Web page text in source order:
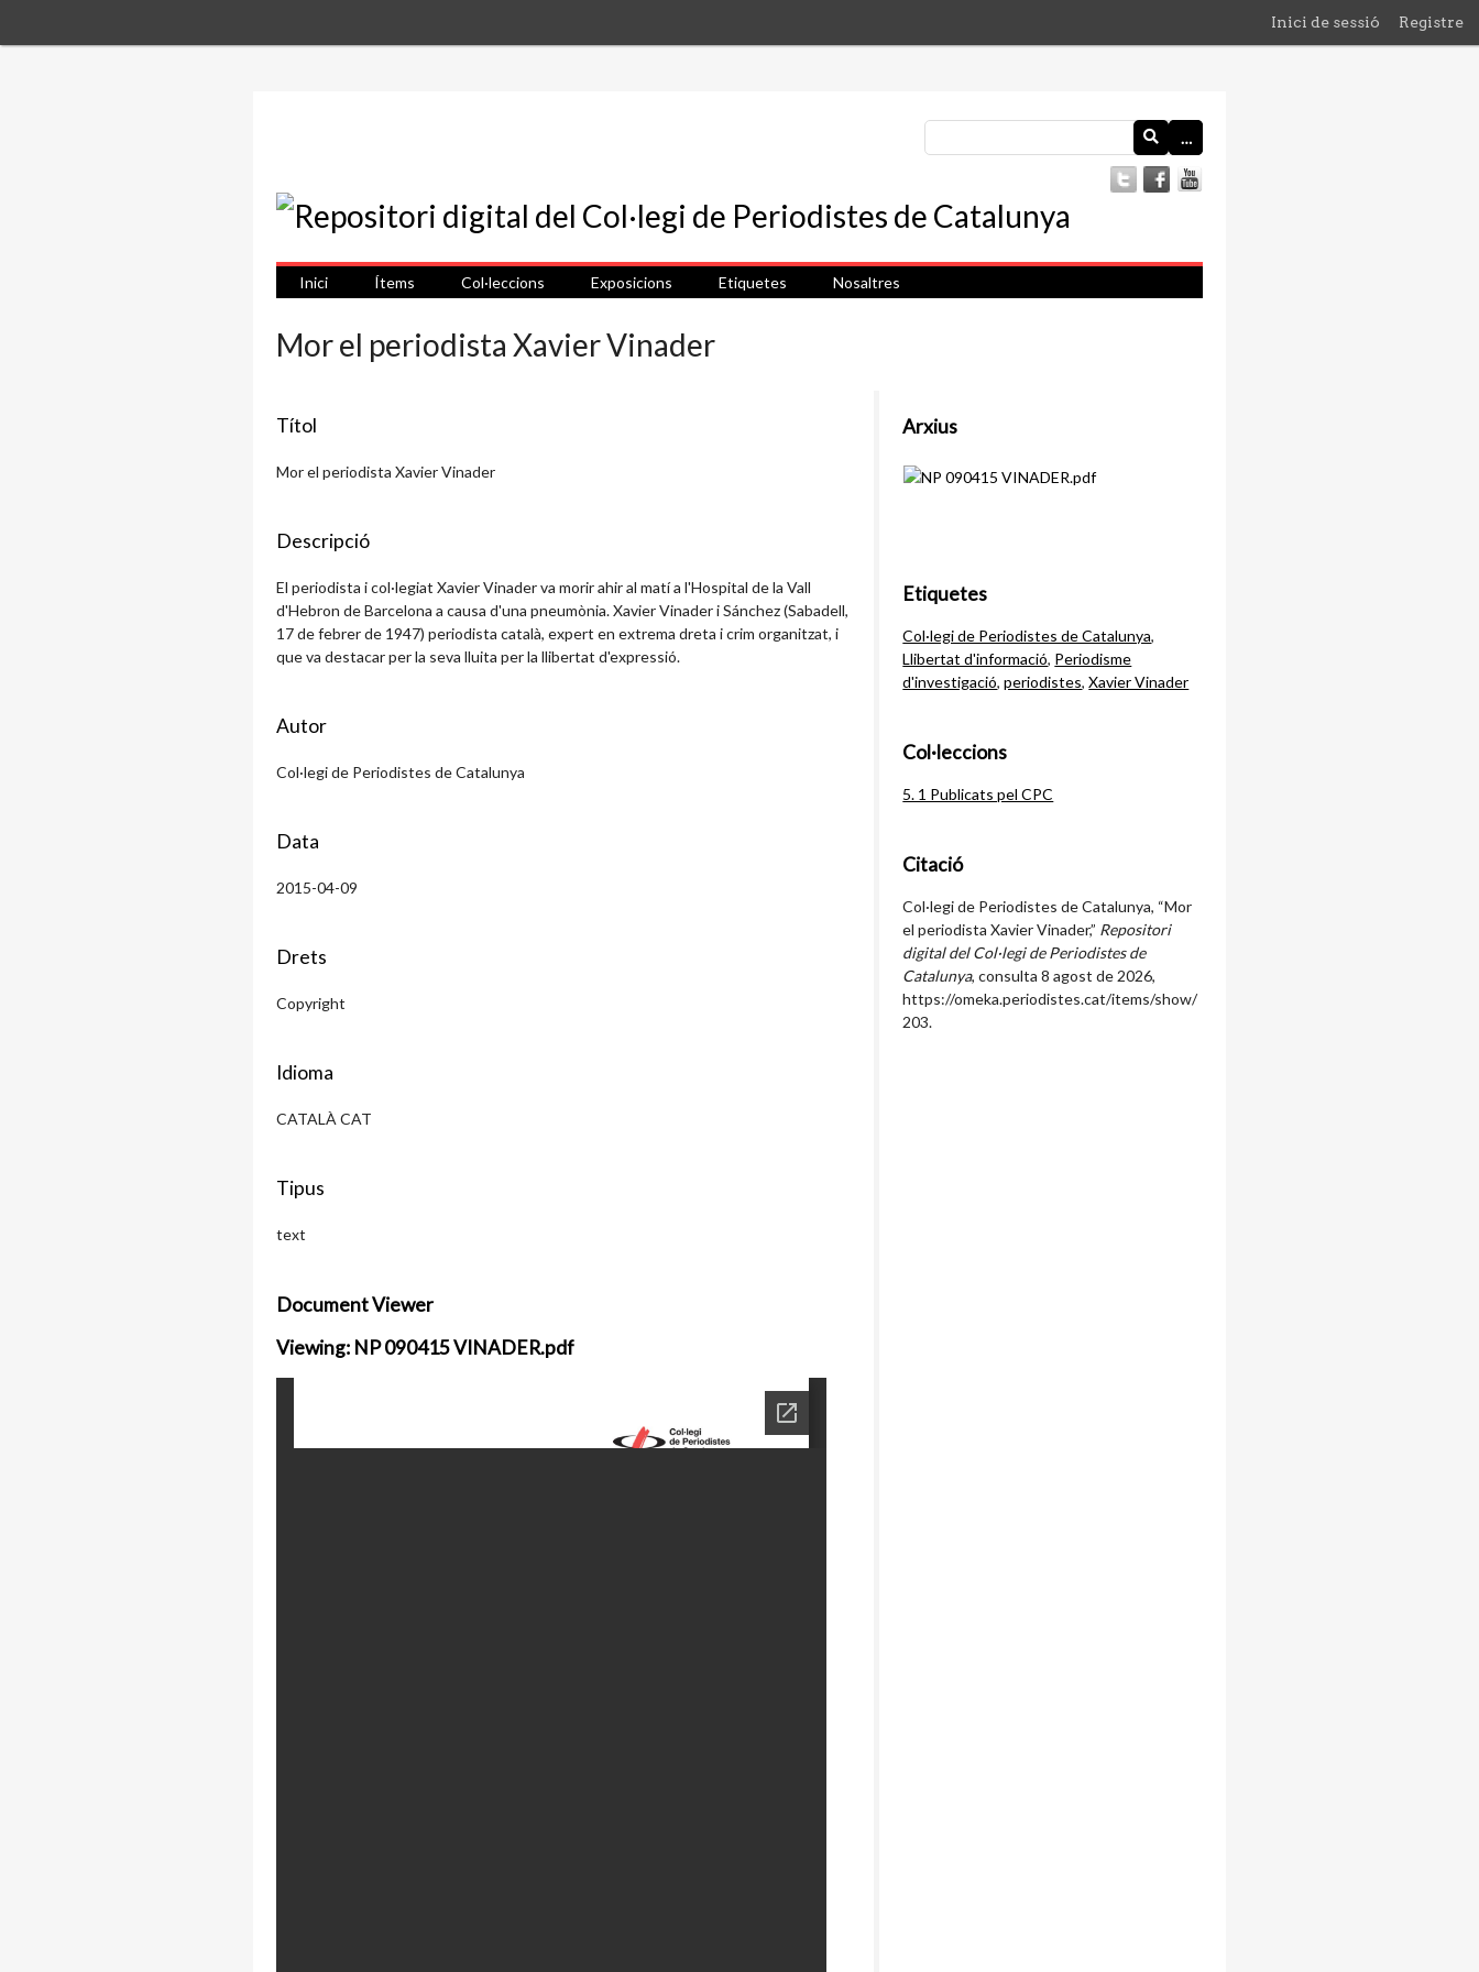
Inici de sessió Registre
…
Inici Ítems Col·leccions Exposicions Etiquetes Nosaltres
Mor el periodista Xavier Vinader
Títol
Mor el periodista Xavier Vinader
Descripció
El periodista i col·legiat Xavier Vinader va morir ahir al matí a l'Hospital de la Vall
d'Hebron de Barcelona a causa d'una pneumònia. Xavier Vinader i Sánchez (Sabadell,
17 de febrer de 1947) periodista català, expert en extrema dreta i crim organitzat, i
que va destacar per la seva lluita per la llibertat d'expressió.
Autor
Col·legi de Periodistes de Catalunya
Data
2015-04-09
Drets
Copyright
Idioma
CATALÀ CAT
Tipus
text
Document Viewer
Viewing: NP 090415 VINADER.pdf
Arxius
Etiquetes
Col·legi de Periodistes de Catalunya,
Llibertat d'informació, Periodisme
d'investigació,periodistes,Xavier Vinader
Col·leccions
5. 1 Publicats pel CPC
Citació
Col·legi de Periodistes de Catalunya, “Mor
el periodista Xavier Vinader,” Repositori
digital del Col·legi de Periodistes de
Catalunya, consulta 8 agost de 2026,
https://omeka.periodistes.cat/items/show/
203.